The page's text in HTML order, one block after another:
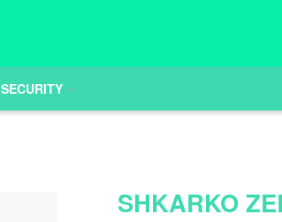
SECURITY
SHKARKO